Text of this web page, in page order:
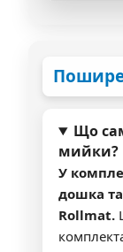
Що
мийки?
У
дошка
Rollmat.